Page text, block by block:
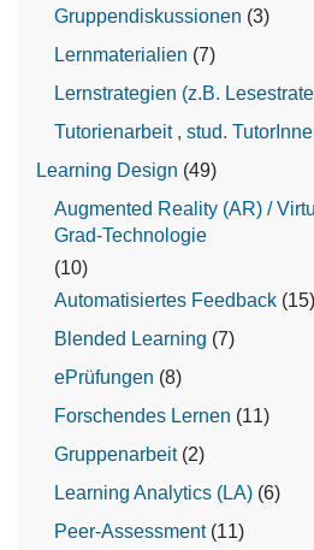
Gruppendiskussionen (3)
Lernmaterialien (7)
Lernstrategien (z.B.
Tutorienarbeit , stud.
Learning Design (49)
Augmented Reality (AR) /
Grad-Technologie
(10)
Automatisiertes Feedback (15)
Blended Learning (7)
ePrüfungen (8)
Forschendes Lernen (11)
Gruppenarbeit(2)
Learning Analytics (LA) (6)
Peer-Assessment(11)